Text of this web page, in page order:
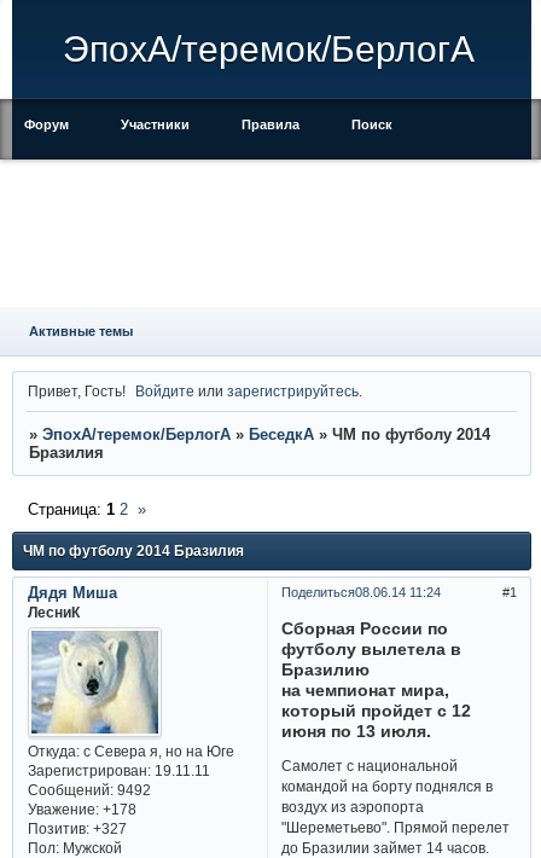
ЭпохА/теремок/БерлогА
Форум Участники Правила Поиск
Активные темы
Привет, Гость! Войдите илизарегистрируйтесь
» ЭпохА/теремок/БерлогА » БеседкА » ЧМ по футболу 2014
Бразилия
ЧМ по футболу 2014 Бразилия
Страница: 1 2 »
Поделиться 1
08.06.14 11:24
Дядя Миша
ЛесниК
Откуда:с Севера я, но на Юге
Зарегистрирован: 19.11.11
Сообщений:9492
Уважение: +178
Позитив: +327
Пол:Мужской
Сборная России по
футболу вылетела в
Бразилию
на чемпионат мира,
который пройдет с 12
июня по 13 июля.
Самолет с национальной
командой на борту поднялся в
воздух из аэропорта
"Шереметьево". Прямой перелет
до Бразилии займет 14 часов.